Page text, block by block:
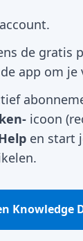
de gratis
app om je
icoon
en start
Knowledge